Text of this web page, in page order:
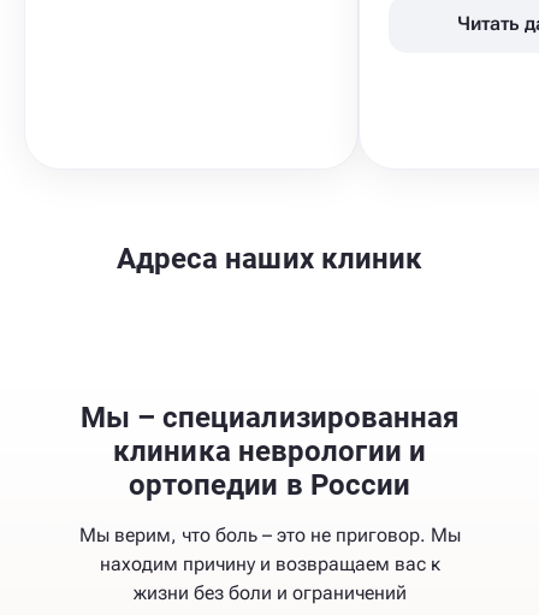
Читать
Адреса наших клиник
Мы – специализированная
клиника неврологии и
ортопедии в России
Мы верим, что боль – это не приговор. Мы
находим причину и возвращаем вас к
жизни без боли и ограничений